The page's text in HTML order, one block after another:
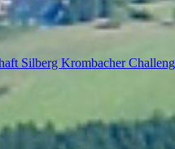
Silberg Krombacher